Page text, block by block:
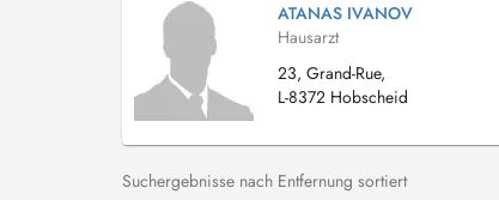
ATANAS IVANOV
Hausarzt
23, Grand-Rue,
L-8372 Hobscheid
Suchergebnisse nach Entfernung sortiert